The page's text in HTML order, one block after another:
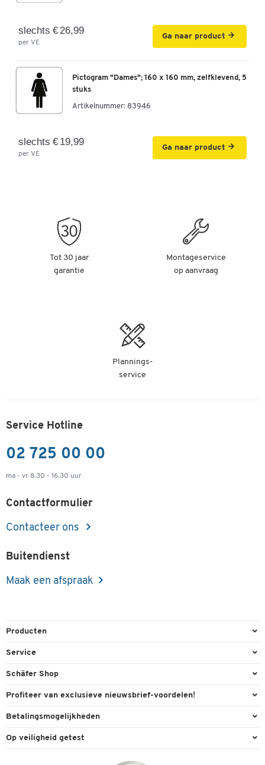
slechts € 26,99
per VE
Ga naar product
Pictogram "Dames"; 160 x 160 mm, zelfklevend, 5
stuks
Artikelnummer: 83946
slechts € 19,99
per VE
Ga naar product
Tot 30 jaar
garantie
Montageservice
op aanvraag
Plannings-
service
Service Hotline
02 725 00 00
ma - vr 8.30 - 16.30 uur
Contactformulier
Contacteer ons
Buitendienst
Maak een afspraak
Producten
Kantoorbenodigdheden
Milieutechniek
Reiniging & hygiëne
Service
Bestelling herroepen
Inkt & Toner
Schäfer Shop
Algemene voorwaarden
Carriere
Profiteer van exclusieve nieuwsbrief-voordelen!
Welkomstgeschenk
Betalingsmogelijkheden
Paypal
Op veiligheid getest